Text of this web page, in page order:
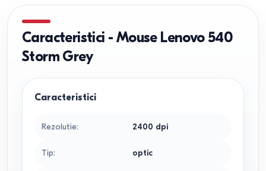
Caracteristici - Mouse Lenovo 540
Storm Grey
Caracteristici
Rezolutie: 2400 dpi
Tip: optic